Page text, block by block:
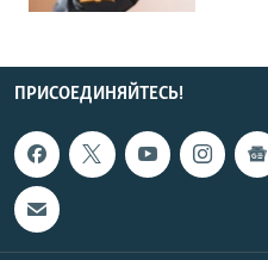
ПРИСОЕДИНЯЙТЕСЬ!